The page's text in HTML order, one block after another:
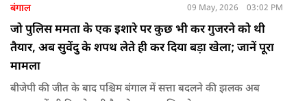
बंगाल 09 May, 2026 03:02 PM
जो पुलिस ममता के एक इशारे पर कुछ भी कर गुजरने को थी
तैयार, अब सुवेंदु के शपथ लेते ही कर दिया बड़ा खेला; जानें पूरा
मामला
बीजेपी की जीत के बाद पश्चिम बंगाल में सत्ता बदलने की झलक अब